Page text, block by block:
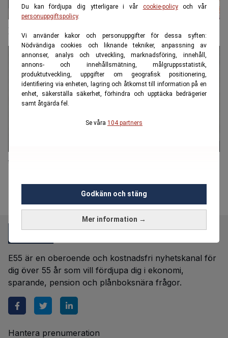
Du kan fördjupa dig ytterligare i vår cookie-policyoch vår
personuppgiftspolicy.
Vi använder kakor och personuppgifter för dessa syften:
Nödvändiga cookies och liknande tekniker, anpassning av
annonser, analys och utveckling, marknadsföring, innehåll,
annons- och innehållsmätning, målgruppsstatistik,
produktutveckling, uppgifter om geografisk positionering,
identifiering via enheten, lagring och åtkomst till information på en
enhet, säkerställa säkerhet, förhindra och upptäcka bedrägerier
samt åtgärda fel.
Se våra 104 partners
Mer information →
Godkänn och stäng
En påse vete för en lyx-suv – Rysslands nya drag
”Fanns uppskruvade förhoppningar”
E55 är en oberoende och kostnadsfri nyhetskanal för
dig över 55 år som vill fördjupa dig i ekonomi,
sparande, pension och plånboksnära frågor.
Hantera prenumeration